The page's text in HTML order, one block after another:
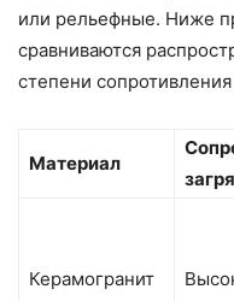
или рельефные. Ниже
сравниваются
степени
Материал
Керамогранит